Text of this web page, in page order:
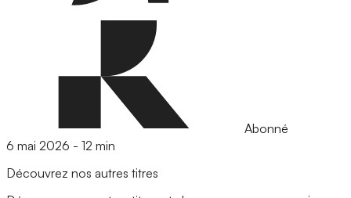
Abonné
6 mai 2026 - 12 min
Découvrez nos autres titres